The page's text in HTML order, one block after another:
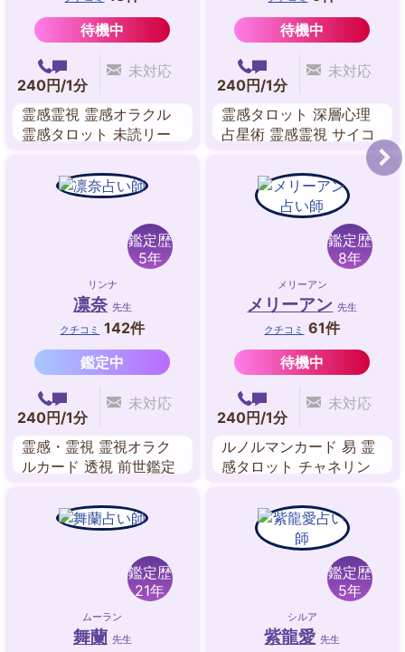
待機中
240円/1分
未対応
霊感霊視 霊感オラクル
霊感タロット 未読リー
シー パワーストーンリ
ーディング
待機中
240円/1分
未対応
霊感タロット 深層心理
占星術 霊感霊視 サイコ
メトリー ペンジュラム
霊感ダイス クリアリン
鑑定歴
5年
リンナ
凛奈 先生
クチコミ
142件
鑑定中
240円/1分
未対応
霊感・霊視 霊視オラク
ルカード 透視 前世鑑定
スピリチュアル・リーデ
ィング 風水
鑑定歴
8年
メリーアン
メリーアン 先生
クチコミ
61件
待機中
240円/1分
未対応
ルノルマンカード 易 霊
感タロット チャネリン
鑑定歴
21年
ムーラン
舞蘭 先生
鑑定歴
5年
シルア
紫龍愛 先生